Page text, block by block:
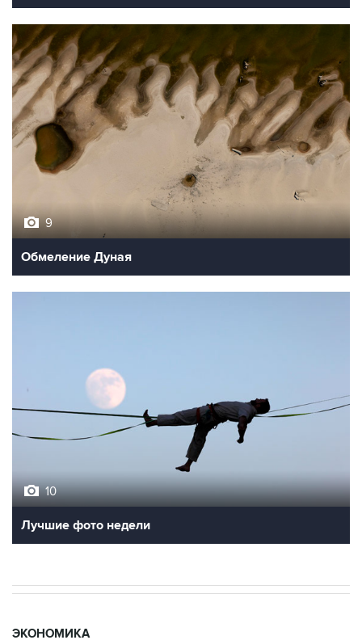
9
Обмеление Дуная
10
Лучшие фото недели
ЭКОНОМИКА